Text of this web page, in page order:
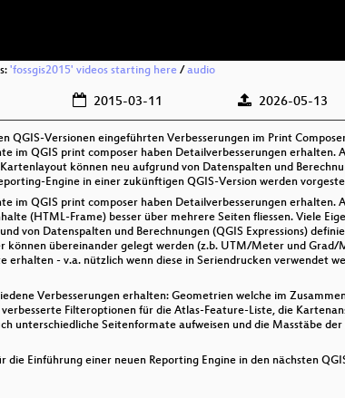
'fossgis2015' videos starting here/ audio
2015-03-11 2026-05-13
QGIS-Versionen eingeführten Verbesserungen im Print
im QGIS print composer haben Detailverbesserungen
können neu aufgrund von Datenspalten und
Engine in einer zukünftigen QGIS-Version werden
im QGIS print composer haben Detailverbesserungen
(HTML-Frame) besser über mehrere Seiten fliessen. Viele
von Datenspalten und Berechnungen (QGIS Expressions)
übereinander gelegt werden (z.b. UTM/Meter und Grad/
erhalten - v.a. nützlich wenn diese in Seriendrucken verwendet
Verbesserungen erhalten: Geometrien welche im
Filteroptionen für die Atlas-Feature-Liste, die
unterschiedliche Seitenformate aufweisen und die Masstäbe
die Einführung einer neuen Reporting Engine in den nächsten